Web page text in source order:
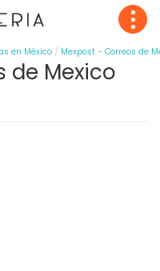
en México Mexpost - Correos de
de Mexico